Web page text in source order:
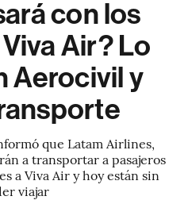
con los
Air? Lo
Aerocivil y
que Latam Airlines,
a transportar a pasajeros
a Viva Air y hoy están sin
viajar